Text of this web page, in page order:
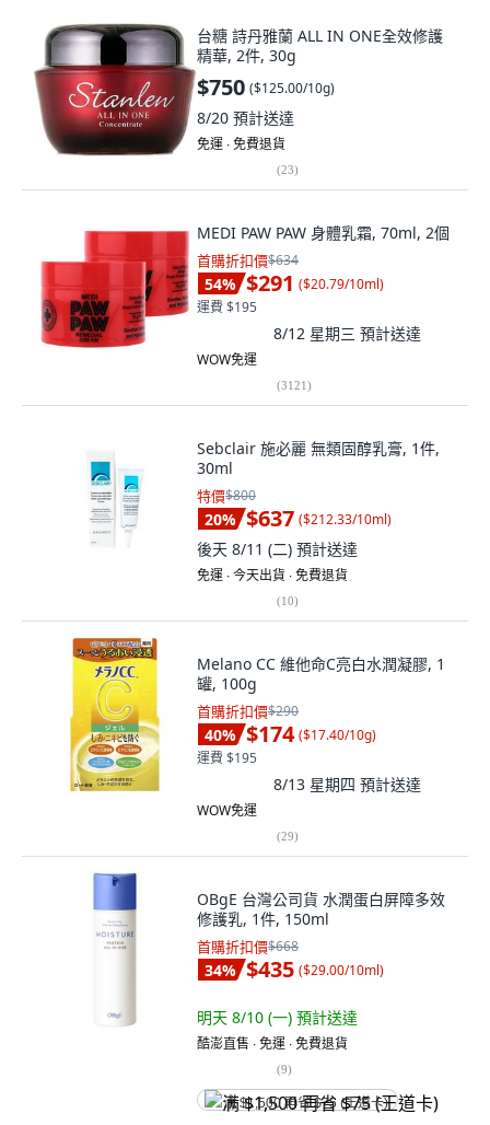
台糖 詩丹雅蘭 ALL IN ONE全效修護
精華, 2件, 30g
$750 ($125.00/10g)
8/20 預計送達
免運 ∙ 免費退貨
(23)
MEDI PAW PAW 身體乳霜, 70ml, 2個
首購折扣價$634
54% $291 ($20.79/10ml)
運費 $195
8/12 星期三 預計送達
WOW免運
(3121)
Sebclair 施必麗 無類固醇乳膏, 1件,
30ml
特價$800
20% $637 ($212.33/10ml)
後天 8/11 (二) 預計送達
免運 ∙ 今天出貨 ∙ 免費退貨
(10)
Melano CC 維他命C亮白水潤凝膠, 1
罐, 100g
首購折扣價$290
40% $174 ($17.40/10g)
運費 $195
8/13 星期四 預計送達
WOW免運
(29)
OBgE 台灣公司貨 水潤蛋白屏障多效
修護乳, 1件, 150ml
首購折扣價$668
34% $435 ($29.00/10ml)
明天 8/10 (一) 預計送達
酷澎直售 ∙ 免運 ∙ 免費退貨
(9)
满 $1,500 再省 $75 (王道卡)